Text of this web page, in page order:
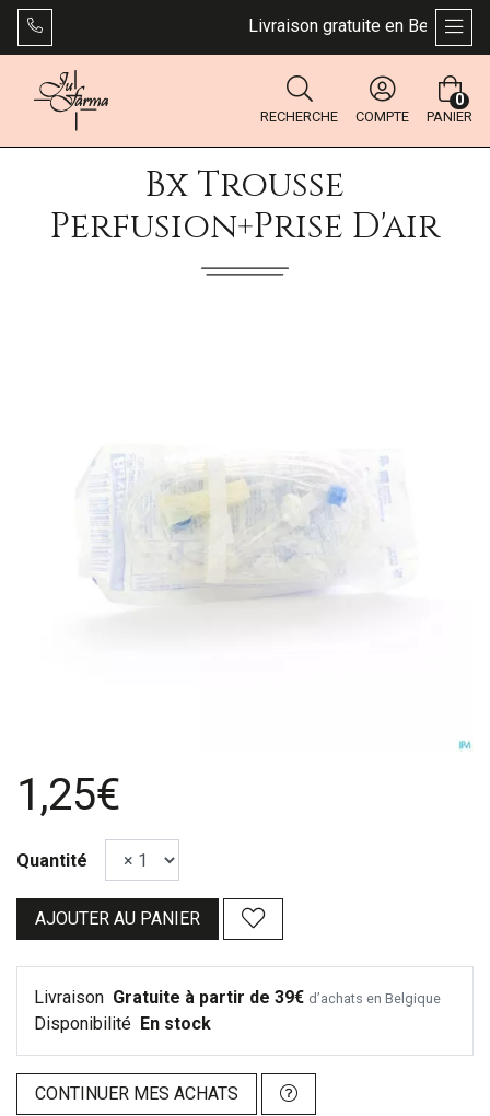
Livraison gratuite en Belgique
RECHERCHE COMPTE PANIER
0
Bx Trousse
Perfusion+Prise D'air
1,25€
Quantité
AJOUTER AU PANIER
Livraison Gratuite à partir de 39€ d’achats en Belgique
Disponibilité En stock
CONTINUER MES ACHATS